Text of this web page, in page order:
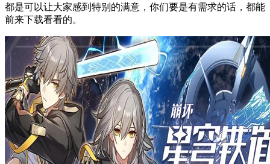
都是可以让大家感到特别的满意，你们要是有需求的话，都能
前来下载看看的。